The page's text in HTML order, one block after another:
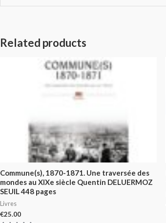
Related products
Commune(s), 1870-1871. Une traversée des
mondes au XIXe siècle Quentin DELUERMOZ
SEUIL 448 pages
Livres
€25.00